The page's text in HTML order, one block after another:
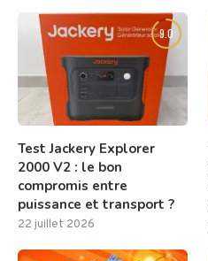
9.0
Test Jackery Explorer
2000 V2 : le bon
compromis entre
puissance et transport ?
22 juillet 2026